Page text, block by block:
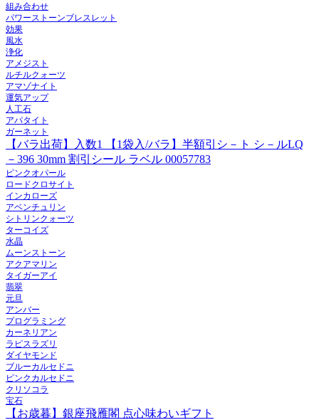
組み合わせ
パワーストーンブレスレット
効果
風水
浄化
アメジスト
ルチルクォーツ
アマゾナイト
運気アップ
人工石
アパタイト
ガーネット
【バラ出荷】入数1 【1袋入/バラ】半額引シ－ト シ－ルLQ
－396 30mm 割引シール ラベル 00057783
ピンクオパール
ロードクロサイト
インカローズ
アベンチュリン
シトリンクォーツ
ターコイズ
水晶
ムーンストーン
アクアマリン
タイガーアイ
翡翠
元旦
アンバー
プログラミング
カーネリアン
ラピスラズリ
ダイヤモンド
ブルーカルセドニ
ピンクカルセドニ
クリソコラ
宝石
【お歳暮】銀座飛雁閣 点心味わいギフト